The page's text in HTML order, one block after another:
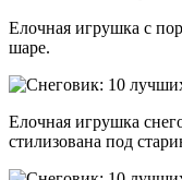
Елочная игрушка с
шаре.
Елочная игрушка
стилизована под